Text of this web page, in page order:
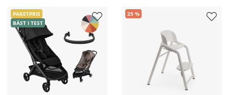
PAKETPRIS
BÄST I TEST
25